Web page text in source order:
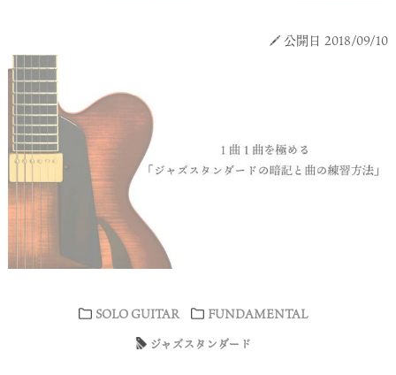
公開日 2018/09/10
SOLO GUITAR
FUNDAMENTAL
ジャズスタンダード